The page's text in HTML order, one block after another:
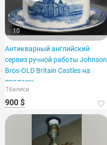
10
Антикварный английский
сервиз ручной работы Johnson
Bros-OLD Britain Castles на
продажу
Тбилиси
900 $